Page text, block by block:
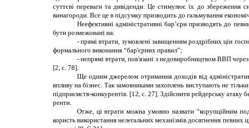
суттєві переваги та дивіденди. Це стимулює їх до збереження
винагороди. Все це в підсумку призводить до гальмування
Неефективні адміністративні бар’єрипризводять до
бути розмежовані на:
- прямі втрати, зумовлені завищенням роздрібних цін
формального виконання “бар'єрних правил”;
- непрямі втрати, пов'язані з недовиробництвом ВВП
[2, с. 78].
Ще одним джерелом отримання доходів від
впливу на бізнес. Так замовниками захоплень виступають не
підприємств-конкурентів. [12, с. 27]. Здійснити рейдерську атаку
ренти.
Отже, ці втрати можна умовно назвати “корупційним
користь використання нелегальних механізмів досягнення певних